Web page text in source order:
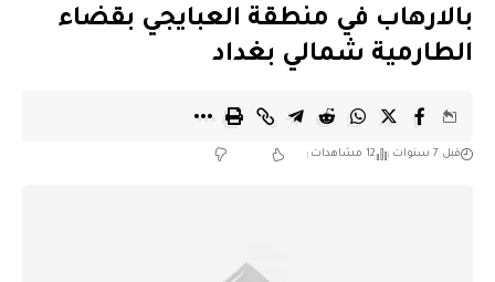
بالارهاب في منطقة العبايجي بقضاء
الطارمية شمالي بغداد
قبل 7 سنوات 12 مشاهدات